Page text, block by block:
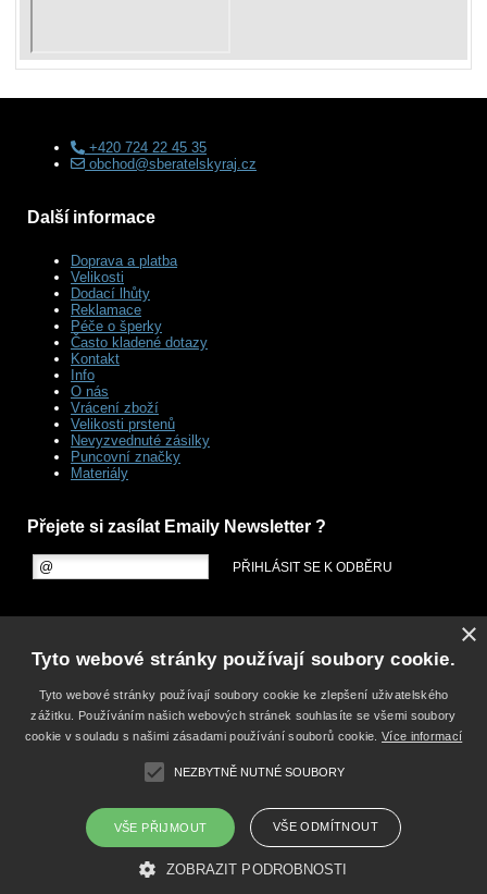
+420 724 22 45 35
obchod@sberatelskyraj.cz
Další informace
Doprava a platba
Velikosti
Dodací lhůty
Reklamace
Péče o šperky
Často kladené dotazy
Kontakt
Info
O nás
Vrácení zboží
Velikosti prstenů
Nevyzvednuté zásilky
Puncovní značky
Materiály
Přejete si zasílat Emaily Newsletter ?
sberatelskyraj.cz,provozováno na systému
×
Tyto webové stránky používají soubory cookie.
Tyto webové stránky používají soubory cookie ke zlepšení uživatelského
zážitku. Používáním našich webových stránek souhlasíte se všemi soubory
cookie v souladu s našimi zásadami používání souborů cookie.Více informací
NEZBYTNĚ NUTNÉ SOUBORY
VŠE PŘIJMOUT VŠE ODMÍTNOUT
ZOBRAZIT PODROBNOSTI